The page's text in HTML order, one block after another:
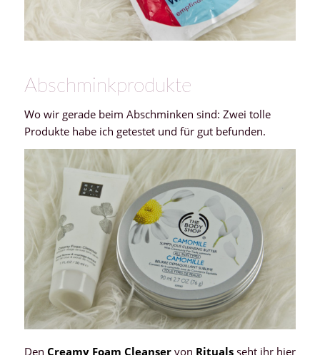
Abschminkprodukte
Wo wir gerade beim Abschminken sind: Zwei tolle
Produkte habe ich getestet und für gut befunden.
Den Creamy Foam Cleanservon Ritualsseht ihr hier